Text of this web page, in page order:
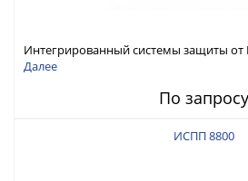
Интегрированный системы защиты от
ИСПП 8900
Далее
По запросу
ИСПП 8800